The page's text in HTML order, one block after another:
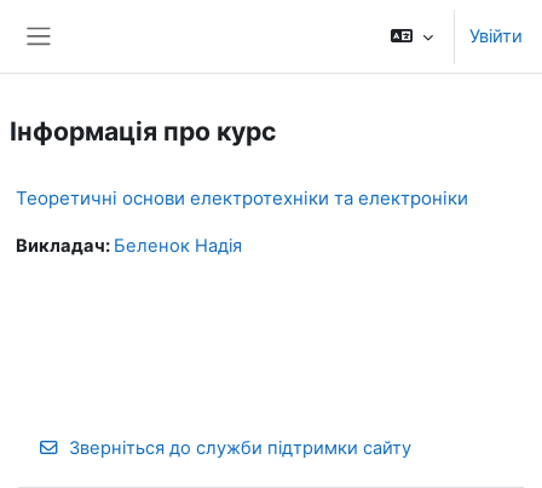
Увійти
Інформація про курс
Теоретичні основи електротехніки та електроніки
Викладач: Беленок Надія
Зверніться до служби підтримки сайту